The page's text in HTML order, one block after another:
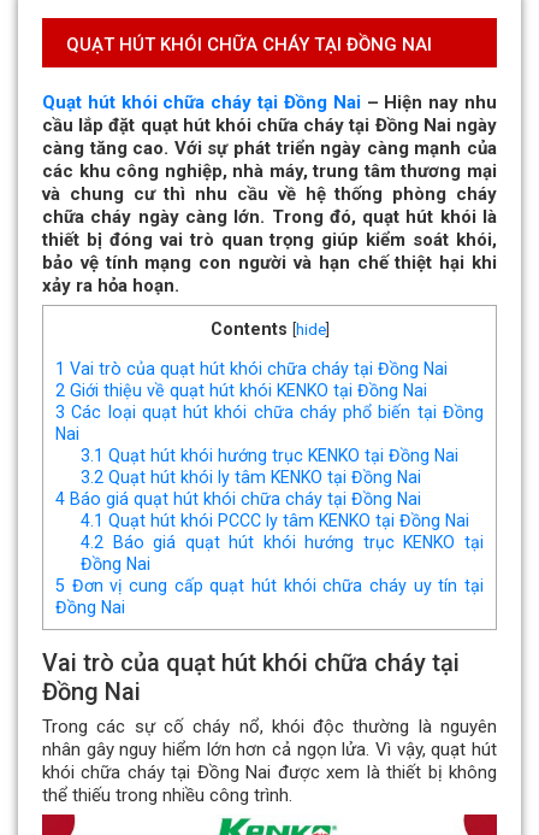
QUẠT HÚT KHÓI CHỮA CHÁY TẠI ĐỒNG NAI
Quạt hút khói chữa cháy tại Đồng Nai– Hiện nay nhu
cầu lắp đặt quạt hút khói chữa cháy tại Đồng Nai ngày
càng tăng cao. Với sự phát triển ngày càng mạnh của
các khu công nghiệp, nhà máy, trung tâm thương mại
và chung cư thì nhu cầu về hệ thống phòng cháy
chữa cháy ngày càng lớn. Trong đó, quạt hút khói là
thiết bị đóng vai trò quan trọng giúp kiểm soát khói,
bảo vệ tính mạng con người và hạn chế thiệt hại khi
xảy ra hỏa hoạn.
Contents hide]
1 Vai trò của quạt hút khói chữa cháy tại Đồng Nai
2 Giới thiệu về quạt hút khói KENKO tại Đồng Nai
3 Các loại quạt hút khói chữa cháy phổ biến tại Đồng
Nai
3.1 Quạt hút khói hướng trục KENKO tại Đồng Nai
3.2 Quạt hút khói ly tâm KENKO tại Đồng Nai
4 Báo giá quạt hút khói chữa cháy tại Đồng Nai
4.1 Quạt hút khói PCCC ly tâm KENKO tại Đồng Nai
4.2 Báo giá quạt hút khói hướng trục KENKO tại
Đồng Nai
5 Đơn vị cung cấp quạt hút khói chữa cháy uy tín tại
Đồng Nai
Vai trò của quạt hút khói chữa cháy tại
Đồng Nai
Trong các sự cố cháy nổ, khói độc thường là nguyên
nhân gây nguy hiểm lớn hơn cả ngọn lửa. Vì vậy, quạt hút
khói chữa cháy tại Đồng Nai được xem là thiết bị không
thể thiếu trong nhiều công trình.